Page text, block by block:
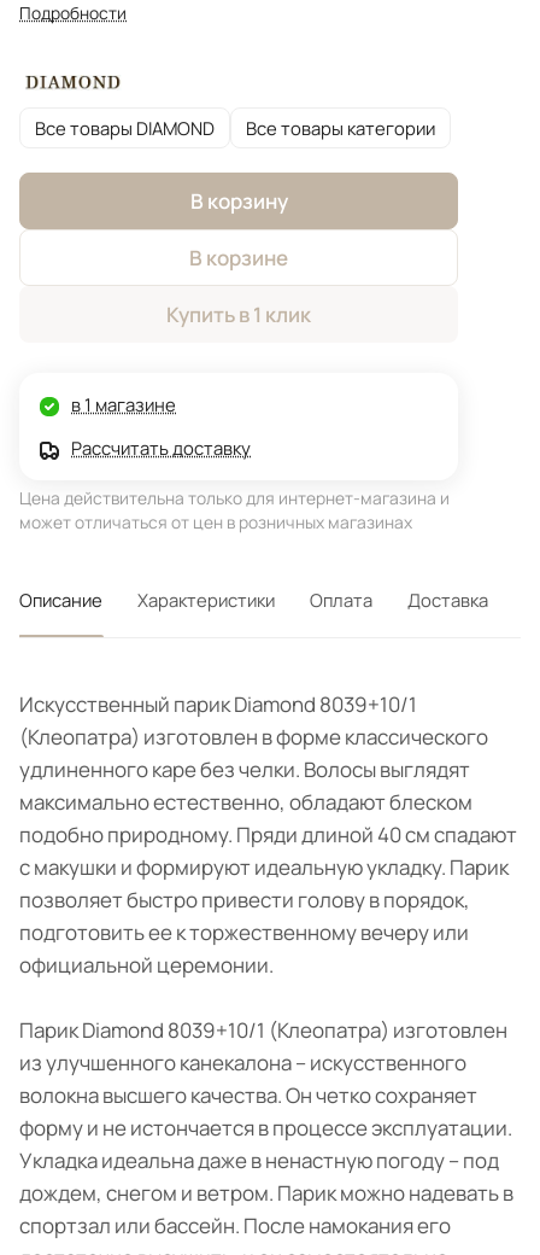
Подробности
Все товары DIAMOND Все товары категории
В корзину
В корзине
Купить в 1 клик
в 1 магазине
Рассчитать доставку
Цена действительна только для интернет-магазина и
может отличаться от цен в розничных магазинах
Описание Характеристики Оплата Доставка
Искусственный парик Diamond 8039+10/1
(Клеопатра) изготовлен в форме классического
удлиненного каре без челки. Волосы выглядят
максимально естественно, обладают блеском
подобно природному. Пряди длиной 40 см спадают
с макушки и формируют идеальную укладку. Парик
позволяет быстро привести голову в порядок,
подготовить ее к торжественному вечеру или
официальной церемонии.
Парик Diamond 8039+10/1 (Клеопатра) изготовлен
из улучшенного канекалона – искусственного
волокна высшего качества. Он четко сохраняет
форму и не истончается в процессе эксплуатации.
Укладка идеальна даже в ненастную погоду – под
дождем, снегом и ветром. Парик можно надевать в
спортзал или бассейн. После намокания его